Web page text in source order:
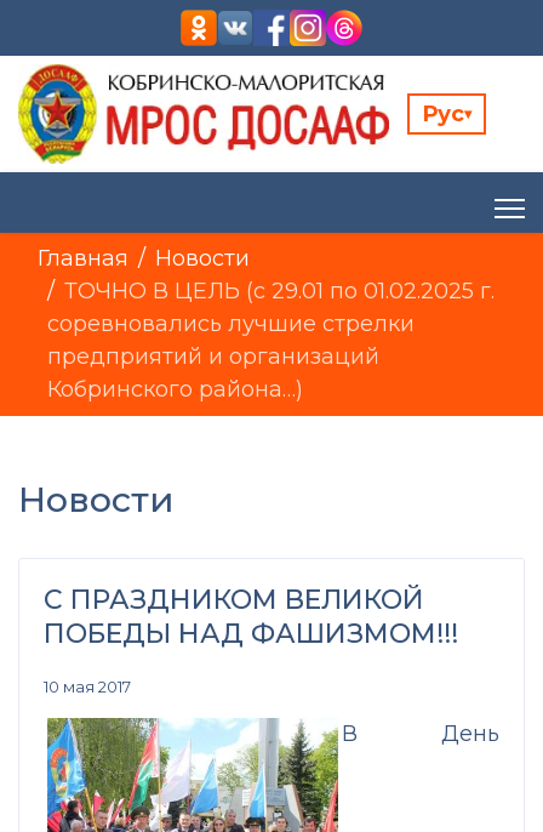
Рус▾
Главная
Новости
ТОЧНО В ЦЕЛЬ (с 29.01 по 01.02.2025 г.
соревновались лучшие стрелки
предприятий и организаций
Кобринского района…)
Новости
С ПРАЗДНИКОМ ВЕЛИКОЙ
ПОБЕДЫ НАД ФАШИЗМОМ!!!
10 мая 2017
В День